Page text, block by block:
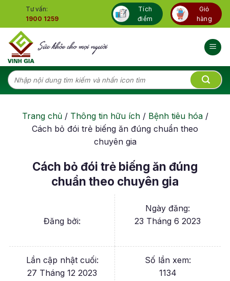
content
Tư vấn:
1900 1259
Tích
điểm
Giỏ
hàng
Tìm
kiếm:
Trang chủ/ Thông tin hữu ích/ Bệnh tiêu hóa/
Cách bỏ đói trẻ biếng ăn đúng chuẩn theo
chuyên gia
Cách bỏ đói trẻ biếng ăn đúng
chuẩn theo chuyên gia
Đăng bởi:
Ngày đăng:
23 Tháng 6 2023
Lần cập nhật cuối:
27 Tháng 12 2023
Số lần xem:
1134